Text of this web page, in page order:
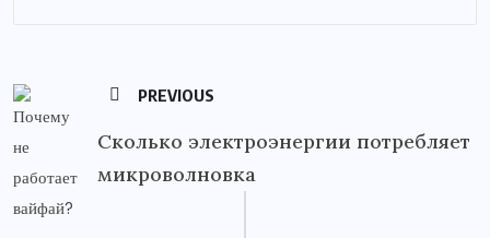
PREVIOUS
Сколько электроэнергии потребляет
микроволновка